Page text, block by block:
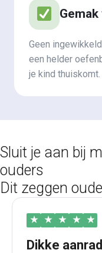
Geen
een helder
je kind thuiskomt.
Sluit je aan bij
ouders
Dit zeggen
★ ★ ★ ★ ★
Dikke